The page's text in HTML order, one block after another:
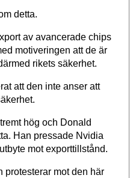
detta.
av avancerade chips
motiveringen att de är
rikets säkerhet.
att den inte anser att
hög och Donald
Han pressade Nvidia
mot exporttillstånd.
protesterar mot den här